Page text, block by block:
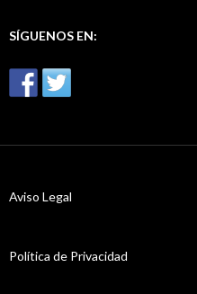
SÍGUENOS EN:
Aviso Legal
Política de Privacidad